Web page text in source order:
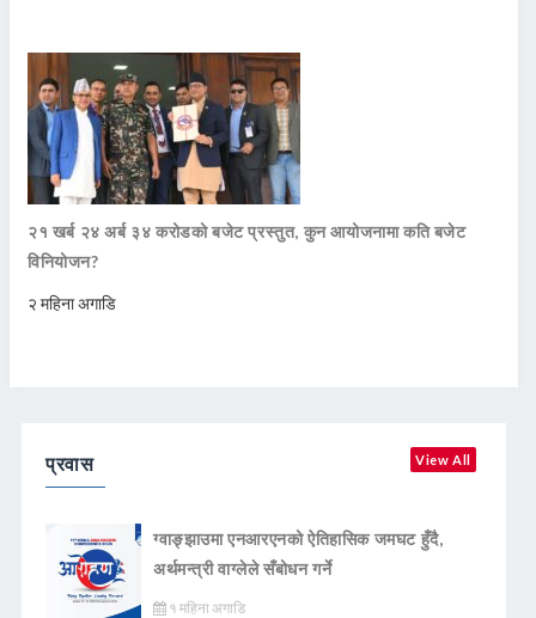
२१ खर्ब २४ अर्ब ३४ करोडको बजेट प्रस्तुत, कुन आयोजनामा कति बजेट
विनियोजन?
२ महिना अगाडि
प्रवास View All
ग्वाङ्झाउमा एनआरएनको ऐतिहासिक जमघट हुँदै,
अर्थमन्त्री वाग्लेले सँबोधन गर्ने
१ महिना अगाडि